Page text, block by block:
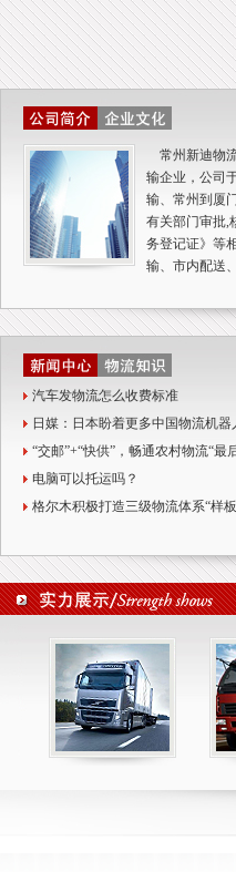
常州新迪物
输企业，公司
输、 常州到厦
有关部门审批,
务登记证》等
输、市内配送
汽车发物流怎么收费标准
日媒：日本盼着更多中国物流机器
“交邮”+“快供”，畅通农村物流“最
电脑可以托运吗？
格尔木积极打造三级物流体系“样